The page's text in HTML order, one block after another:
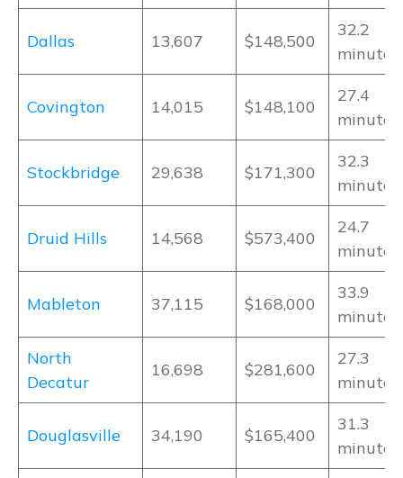
Dallas 13,607 $148,500
32.2
minutos
Covington 14,015 $148,100
27.4
minutos
Stockbridge 29,638 $171,300
32.3
minutos
Druid Hills 14,568 $573,400
24.7
minutos
Mableton 37,115 $168,000
33.9
minutos
North
Decatur
16,698 $281,600
27.3
minutos
Douglasville 34,190 $165,400
31.3
minutos